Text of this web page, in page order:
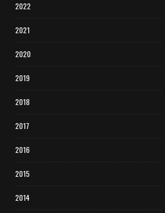
2022
2021
2020
2019
2018
2017
2016
2015
2014